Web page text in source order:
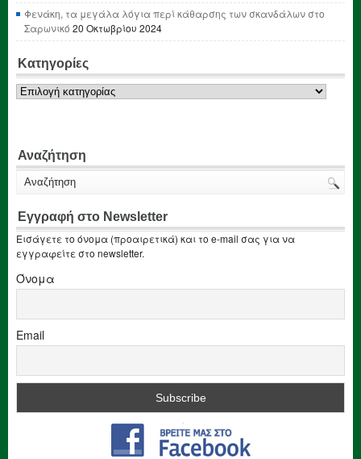
Φενάκη, τα μεγάλα λόγια περί κάθαρσης των σκανδάλων στο
Σαρωνικό 20 Οκτωβρίου 2024
Κατηγορίες
Κατηγορίες
Αναζήτηση
Εγγραφή στο Newsletter
Εισάγετε το όνομα (προαιρετικά) και το e-mail σας για να
εγγραφείτε στο newsletter.
Όνομα
Email